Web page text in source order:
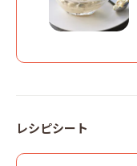
レシピシート